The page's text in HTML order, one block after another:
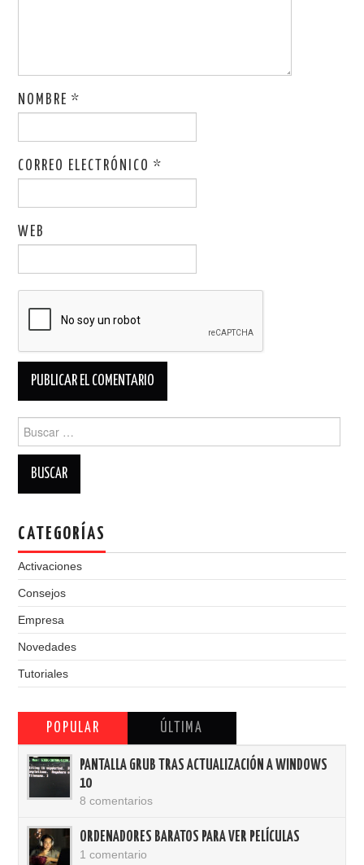
NOMBRE*
CORREO ELECTRÓNICO*
WEB
CATEGORÍAS
Activaciones
Consejos
Empresa
Novedades
Tutoriales
POPULAR ÚLTIMA
PANTALLA GRUB TRAS ACTUALIZACIÓN A WINDOWS
10
8 comentarios
ORDENADORES BARATOS PARA VER PELÍCULAS
1 comentario